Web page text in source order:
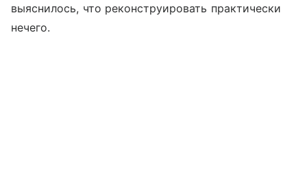
выяснилось, что реконструировать практически
нечего.